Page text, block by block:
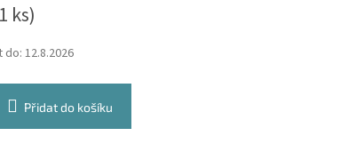
ks)
do: 12.8.2026
Přidat do košíku